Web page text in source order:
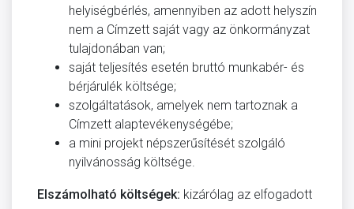
helyiségbérlés, amennyiben az adott helyszín
nem a Címzett saját vagy az önkormányzat
tulajdonában van;
saját teljesítés esetén bruttó munkabér- és
bérjárulék költsége;
szolgáltatások, amelyek nem tartoznak a
Címzett alaptevékenységébe;
a mini projekt népszerűsítését szolgáló
nyilvánosság költsége.
Elszámolható költségek: kizárólag az elfogadott